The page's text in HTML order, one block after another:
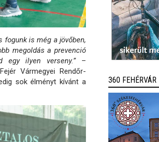
fogunk is még a jövőben,
megoldás a prevenció
egy ilyen verseny.”–
Vármegyei Rendőr-
sok élményt kívánt a
360 FEHÉRVÁR